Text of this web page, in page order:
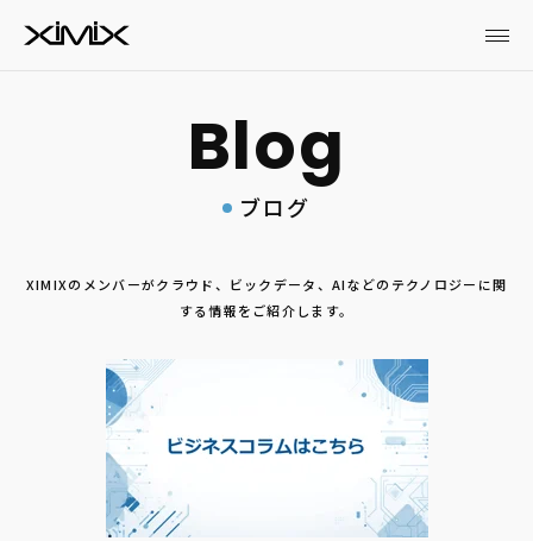
ブログ
XIMIXのメンバーがクラウド、ビックデータ、AIなどのテクノロジーに関
する情報をご紹介します。